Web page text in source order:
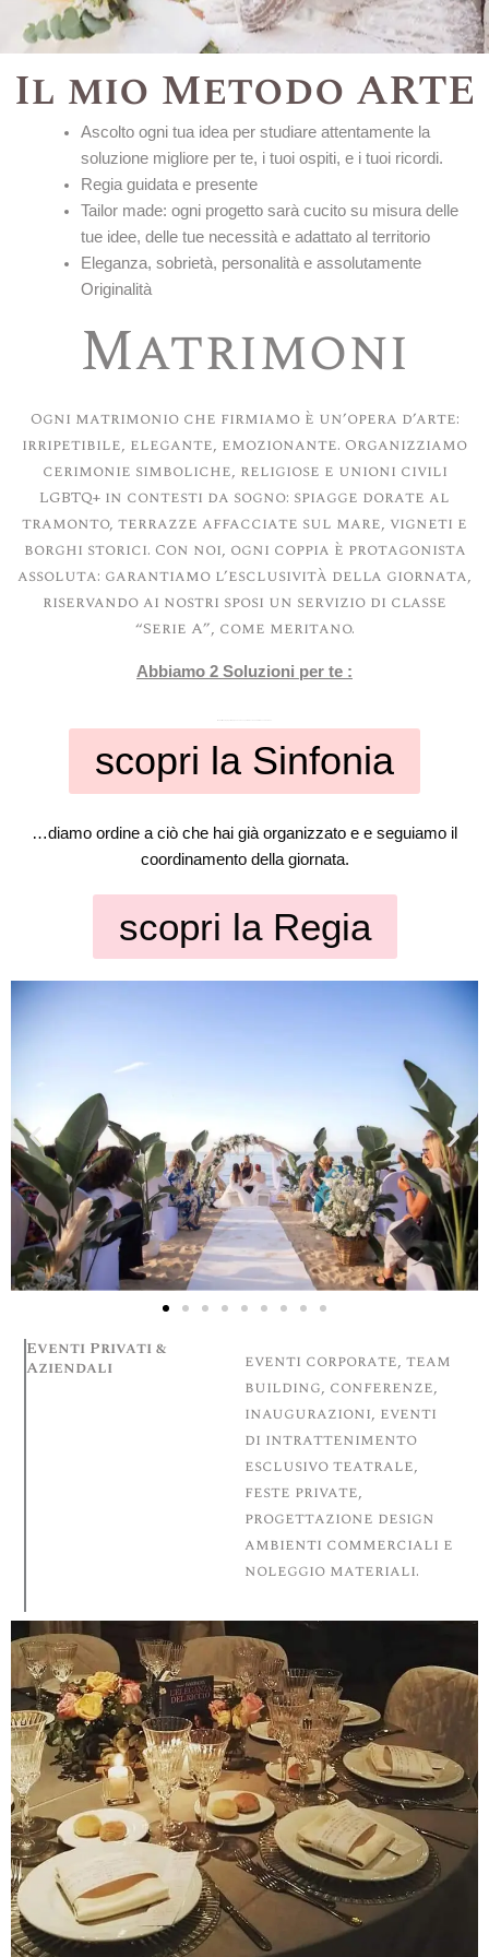
Il mio Metodo ARTE
Ascolto ogni tua idea per studiare attentamente la
soluzione migliore per te, i tuoi ospiti, e i tuoi ricordi.
Regia guidata e presente
Tailor made: ogni progetto sarà cucito su misura delle
tue idee, delle tue necessità e adattato al territorio
Eleganza, sobrietà, personalità e assolutamente
Originalità
Matrimoni
Ogni matrimonio che firmiamo è un’opera d’arte:
irripetibile, elegante, emozionante. Organizziamo
cerimonie simboliche, religiose e unioni civili
LGBTQ+ in contesti da sogno: spiagge dorate al
tramonto, terrazze affacciate sul mare, vigneti e
borghi storici. Con noi, ogni coppia è protagonista
assoluta: garantiamo l’esclusività della giornata,
riservando ai nostri sposi un servizio di classe
“Serie A”, come meritano.
Abbiamo 2 Soluzioni per te :
scopri la Sinfonia
…diamo ordine a ciò che hai già organizzato e e seguiamo il
coordinamento della giornata.
scopri la Regia
Eventi Privati &
Aziendali
eventi corporate, team
building, conferenze,
inaugurazioni, eventi
di intrattenimento
esclusivo teatrale,
feste private,
progettazione design
ambienti commerciali e
noleggio materiali.